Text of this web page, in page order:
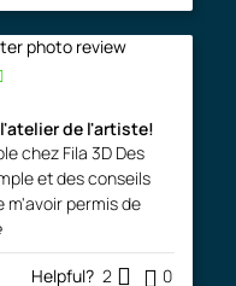
de l'artiste!
chez Fila 3D Des
et des conseils
Helpful? 2 0